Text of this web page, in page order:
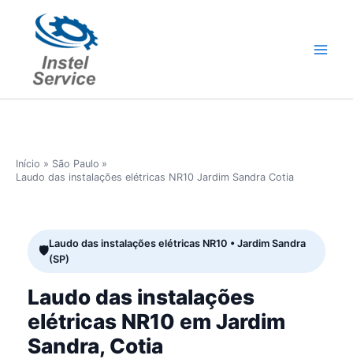
conteúdo
Início
São Paulo
Laudo das instalações elétricas NR10 Jardim Sandra Cotia
Laudo das instalações elétricas NR10 • Jardim Sandra
(SP)
Laudo das instalações
elétricas NR10 em Jardim
Sandra, Cotia